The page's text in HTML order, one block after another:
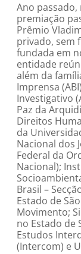
Ano passado,
premiação
Prêmio
privado, sem
fundada em
entidade
além da
Imprensa
Investigativo
Paz da
Direitos
da
Nacional dos
Federal da
Nacional);
Brasil –
Estado de
Movimento;
no Estado de
Estudos
(Intercom) e